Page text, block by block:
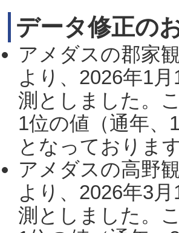
データ修正の
アメダスの郡家
より、2026年1
測としました。
1位の値（通年、
となっておりま
アメダスの高野
より、2026年3
測としました。